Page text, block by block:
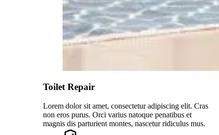
Toilet Repair
Lorem dolor sit amet, consectetur adipiscing elit. Cras
non eros purus. Orci varius natoque penatibus et
magnis dis parturient montes, nascetur ridiculus mus.